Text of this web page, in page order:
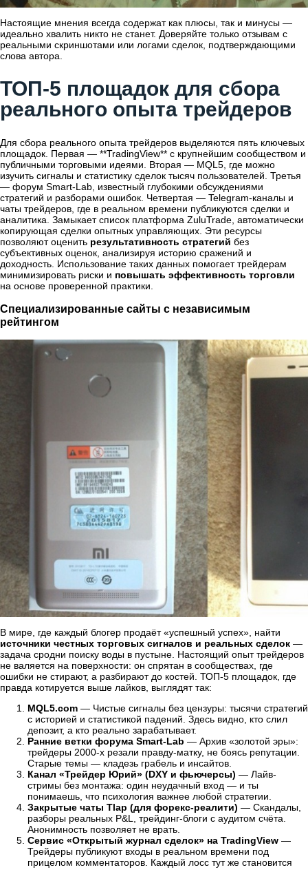
Настоящие мнения всегда содержат как плюсы, так и минусы —
идеально хвалить никто не станет. Доверяйте только отзывам с
реальными скриншотами или логами сделок, подтверждающими
слова автора.
ТОП-5 площадок для сбора
реального опыта трейдеров
Для сбора реального опыта трейдеров выделяются пять ключевых
площадок. Первая — **TradingView** с крупнейшим сообществом и
публичными торговыми идеями. Вторая — MQL5, где можно
изучить сигналы и статистику сделок тысяч пользователей. Третья
— форум Smart-Lab, известный глубокими обсуждениями
стратегий и разборами ошибок. Четвертая — Telegram-каналы и
чаты трейдеров, где в реальном времени публикуются сделки и
аналитика. Замыкает список платформа ZuluTrade, автоматически
копирующая сделки опытных управляющих. Эти ресурсы
позволяют оценить результативность стратегий без
субъективных оценок, анализируя историю сражений и
доходность. Использование таких данных помогает трейдерам
минимизировать риски и повышать эффективность торговли
на основе проверенной практики.
Специализированные сайты с независимым
рейтингом
В мире, где каждый блогер продаёт «успешный успех», найти
источники честных торговых сигналов и реальных сделок —
задача сродни поиску воды в пустыне. Настоящий опыт трейдеров
не валяется на поверхности: он спрятан в сообществах, где
ошибки не стирают, а разбирают до костей. ТОП-5 площадок, где
правда котируется выше лайков, выглядят так:
MQL5.com — Чистые сигналы без цензуры: тысячи стратегий
с историей и статистикой падений. Здесь видно, кто слил
депозит, а кто реально зарабатывает.
Ранние ветки форума Smart-Lab — Архив «золотой эры»:
трейдеры 2000-х резали правду-матку, не боясь репутации.
Старые темы — кладезь грабель и инсайтов.
Канал «Трейдер Юрий» (DXY и фьючерсы) — Лайв-
стримы без монтажа: один неудачный вход — и ты
понимаешь, что психология важнее любой стратегии.
Закрытые чаты Tlap (для форекс-реалити) — Скандалы,
разборы реальных P&L, трейдинг-блоги с аудитом счёта.
Анонимность позволяет не врать.
Сервис «Открытый журнал сделок» на TradingView —
Трейдеры публикуют входы в реальном времени под
прицелом комментаторов. Каждый лосс тут же становится